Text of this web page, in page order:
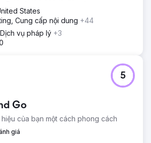
States
Cung cấp nội dung +44
vụ pháp lý +3
Go
của bạn một cách phong cách
giá
5